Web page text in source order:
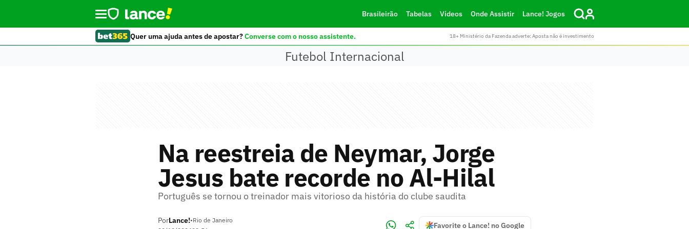
Brasileirão Tabelas Vídeos Onde Assistir Lance! Jogos
Quer uma ajuda antes de apostar?Converse com o nosso assistente. 18+ Ministério da Fazenda adverte: Aposta não é investimento
Futebol Internacional
Na reestreia de Neymar, Jorge
Jesus bate recorde no Al-Hilal
Português se tornou o treinador mais vitorioso da história do clube saudita
PorLance!•Rio de Janeiro
Favorite o Lance! no Google